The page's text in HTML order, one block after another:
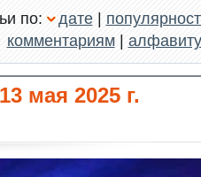
по: дате|
комментариям| алфавиту
мая 2025 г.